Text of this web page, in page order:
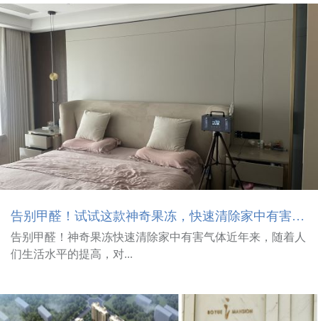
告别甲醛！试试这款神奇果冻，快速清除家中有害气体！
告别甲醛！神奇果冻快速清除家中有害气体近年来，随着人
们生活水平的提高，对...